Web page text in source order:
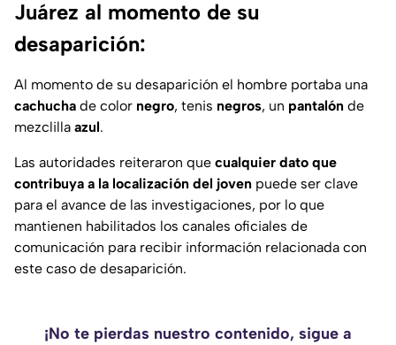
Juárez al momento de su
desaparición:
Al momento de su desaparición el hombre portaba una
cachucha de color negro, tenis negros, un pantalón de
mezclilla azul.
Las autoridades reiteraron que cualquier dato que
contribuya a la localización del joven puede ser clave
para el avance de las investigaciones, por lo que
mantienen habilitados los canales oficiales de
comunicación para recibir información relacionada con
este caso de desaparición.
¡No te pierdas nuestro contenido, sigue a